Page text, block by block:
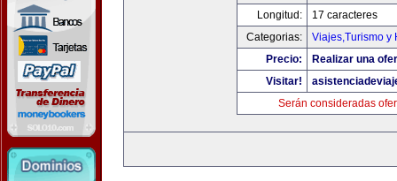
Longitud:
17 caracteres
Categorias:
Viajes,Turismo y
Precio:
Realizar una
Visitar!
Serán consideradas